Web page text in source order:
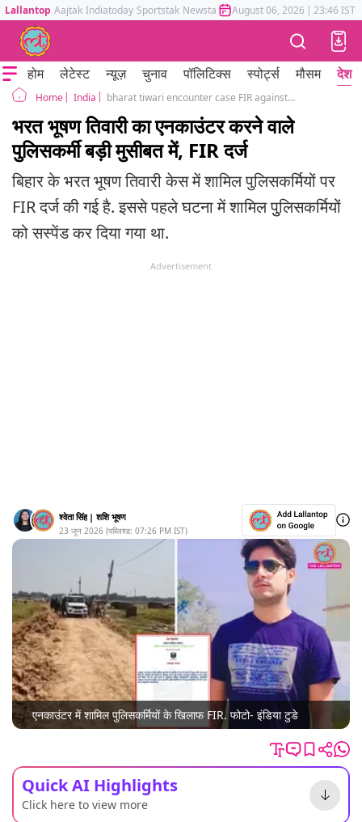
Lallantop Aajtak Indiatoday Sportstak Newstak Mumbai Tak Astrotak
August 06, 2026 | 23:46 IST
होम लेटेस्ट न्यूज़ चुनाव पॉलिटिक्स स्पोर्ट्स मौसम देश
Home India bharat tiwari encounter case FIR against Police
भरत भूषण तिवारी का एनकाउंटर करने वाले
पुलिसकर्मी बड़ी मुसीबत में, FIR दर्ज
बिहार के भरत भूषण तिवारी केस में शामिल पुलिसकर्मियों पर
FIR दर्ज की गई है. इससे पहले घटना में शामिल पुुलिसकर्मियों
को सस्पेंड कर दिया गया था.
Advertisement
श्वेता सिंह | शशि भूषण
23 जून 2026 (पब्लिश्ड: 07:26 PM IST)
एनकाउंटर में शामिल पुलिसकर्मियों के खिलाफ FIR. फोटो- इंडिया टुडे
Quick AI Highlights
Click here to view more